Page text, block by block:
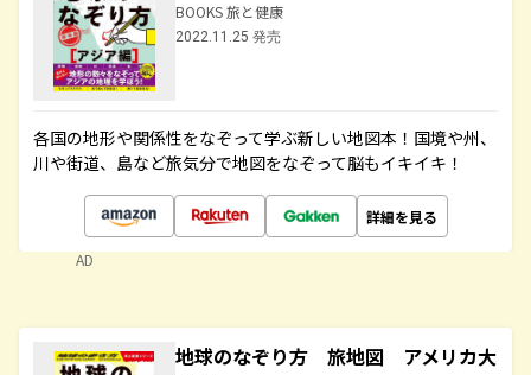
BOOKS 旅と健康
2022.11.25 発売
各国の地形や関係性をなぞって学ぶ新しい地図本！国境や州、
川や街道、島など旅気分で地図をなぞって脳もイキイキ！
詳細を見る
AD
地球のなぞり方 旅地図 アメリカ大